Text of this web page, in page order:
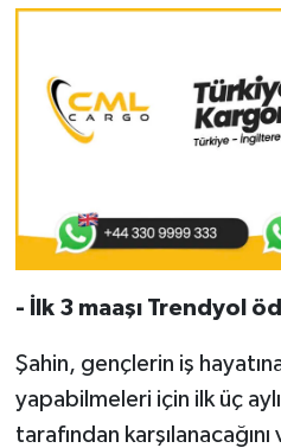
- İlk 3 maaşı Trendyol
Şahin, gençlerin iş
yapabilmeleri için ilk üç
tarafından